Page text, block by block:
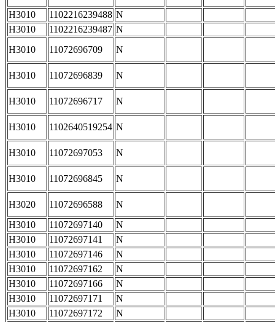
H3010 1102216239488 N
H3010
1102216239487 N
H3010
11072696709 N
H3010 11072696839 N
H3010 11072696717 N
H3010 1102640519254 N
H3010 11072697053 N
H3010 11072696845 N
H3020 11072696588
N
H3010
11072697140
N
H3010
11072697141
N
H3010
11072697146
N
H3010
11072697162
N
H3010
11072697166
N
H3010
11072697171
N
H3010
11072697172
N